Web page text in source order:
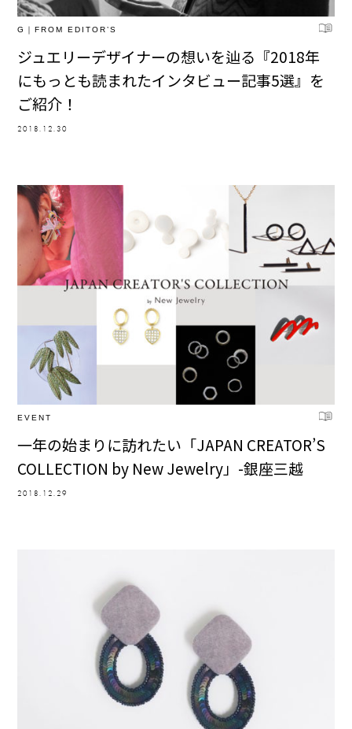
G｜FROM EDITOR’S
ジュエリーデザイナーの想いを辿る『2018年
にもっとも読まれたインタビュー記事5選』を
ご紹介！
2018.12.30
EVENT
一年の始まりに訪れたい「JAPAN CREATOR’S
COLLECTION by New Jewelry」-銀座三越
2018.12.29